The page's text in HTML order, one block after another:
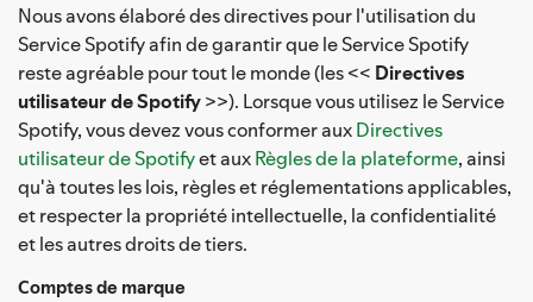
Nous avons élaboré des directives pour l'utilisation du
Service Spotify afin de garantir que le Service Spotify
reste agréable pour tout le monde (les << Directives
utilisateur de Spotify>>). Lorsque vous utilisez le Service
Spotify, vous devez vous conformer auxDirectives
utilisateur de Spotifyet auxRègles de la plateforme, ainsi
qu'à toutes les lois, règles et réglementations applicables,
et respecter la propriété intellectuelle, la confidentialité
et les autres droits de tiers.
Comptes de marque